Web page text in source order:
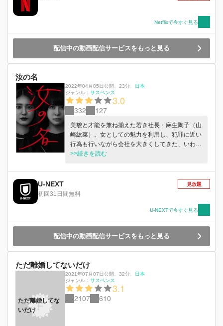
Netflixで今すぐ見る
配信中の動画配信サービスをもっと見る
汝の名
2022年04月05日公開 23分
日本
ジャンル： サスペンス
3.0
332 127
美貌と才能を兼ね揃えた若き社長・麻生陶子（山
崎紘菜）。女としての魅力を利用し、犯罪に近い
行為も行いながら会社を大きくしてきた、いわゆ
る“勝ち組”の女。一方、妹の久恵（北乃きい）は
こもる“負け組”だった。陶子は久恵のことを都合
のいい存在として扱うが、久恵は陶子の役に立て
ることに喜びを感じ、姉妹にして「女王様」と
ある日、陶子の秘密を握る謎の女（長井短）が現
れ、金をせびるようになる。気にも留めない陶子
すことに。一方、陶子は壱岐亮介（EXILE
NAOTO）と運命の出会いを果たす。亮介に感化
びが入り、次第に陶子と久恵の立場が逆転してい
く。
>>続きを読む
U-NEXT
初回31日間無料
見放題
U-NEXTで今すぐ見る
配信中の動画配信サービスをもっと見る
ただ離婚してないだけ
ただ離婚してな
いだけ
2021年07月07日公開 32分
日本
ジャンル： サスペンス
3.1
2107 610